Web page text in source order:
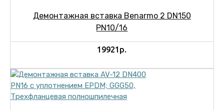
Демонтажная вставка Benarmo 2 DN150
PN10/16
19921р.